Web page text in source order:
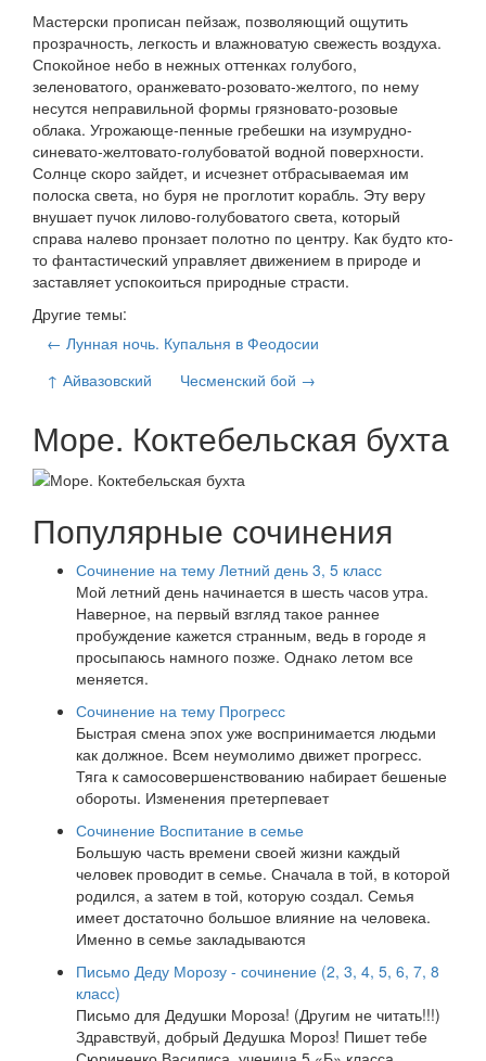
Мастерски прописан пейзаж, позволяющий ощутить
прозрачность, легкость и влажноватую свежесть воздуха.
Спокойное небо в нежных оттенках голубого,
зеленоватого, оранжевато-розовато-желтого, по нему
несутся неправильной формы грязновато-розовые
облака. Угрожающе-пенные гребешки на изумрудно-
синевато-желтовато-голубоватой водной поверхности.
Солнце скоро зайдет, и исчезнет отбрасываемая им
полоска света, но буря не проглотит корабль. Эту веру
внушает пучок лилово-голубоватого света, который
справа налево пронзает полотно по центру. Как будто кто-
то фантастический управляет движением в природе и
заставляет успокоиться природные страсти.
Другие темы:
← Лунная ночь. Купальня в Феодосии
↑ Айвазовский
Чесменский бой →
Море. Коктебельская бухта
Популярные сочинения
Сочинение на тему Летний день 3, 5 класс
Мой летний день начинается в шесть часов утра.
Наверное, на первый взгляд такое раннее
пробуждение кажется странным, ведь в городе я
просыпаюсь намного позже. Однако летом все
меняется.
Сочинение на тему Прогресс
Быстрая смена эпох уже воспринимается людьми
как должное. Всем неумолимо движет прогресс.
Тяга к самосовершенствованию набирает бешеные
обороты. Изменения претерпевает
Сочинение Воспитание в семье
Большую часть времени своей жизни каждый
человек проводит в семье. Сначала в той, в которой
родился, а затем в той, которую создал. Семья
имеет достаточно большое влияние на человека.
Именно в семье закладываются
Письмо Деду Морозу - сочинение (2, 3, 4, 5, 6, 7, 8
класс)
Письмо для Дедушки Мороза! (Другим не читать!!!)
Здравствуй, добрый Дедушка Мороз! Пишет тебе